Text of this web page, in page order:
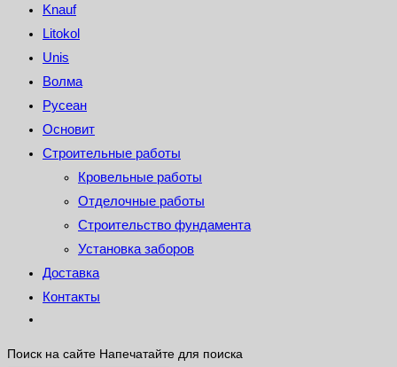
Knauf
Litokol
Unis
Волма
Русеан
Основит
Строительные работы
Кровельные работы
Отделочные работы
Строительство фундамента
Установка заборов
Доставка
Контакты
Поиск на сайте Напечатайте для поиска